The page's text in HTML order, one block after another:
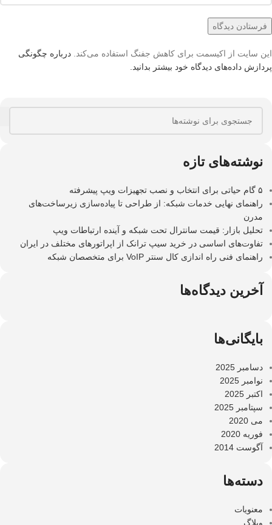
این سایت از اکیسمت برای کاهش جفنگ استفاده می‌کند. درباره چگونگی
پردازش داده‌های دیدگاه خود بیشتر بدانید.
نوشته‌های تازه
۵ گام حیاتی برای انتخاب و نصب تجهیزات ویپ پیشرفته
راهنمای نهایی خدمات شبکه: از طراحی تا پیاده‌سازی زیرساخت‌های
مدرن
تحلیل بازار: قیمت سانترال تحت شبکه و آینده ارتباطات ویپ
تفاوت‌های اساسی در خرید سیپ ترانک از اپراتورهای مختلف در ایران
راهنمای فنی راه اندازی کال سنتر VoIP برای متخصصان شبکه
آخرین دیدگاه‌ها
بایگانی‌ها
دسامبر 2025
نوامبر 2025
اکتبر 2025
سپتامبر 2025
می 2020
فوریه 2020
آگوست 2014
دسته‌ها
معنویات
وبلاگ